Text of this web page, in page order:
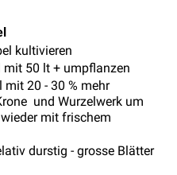
kultivieren
mit 50 lt + umpflanzen
mit 20 - 30 % mehr
und Wurzelwerk um
mit frischem
durstig - grosse Blätter